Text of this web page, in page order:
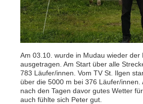
Am 03.10. wurde in Mudau wieder der
ausgetragen. Am Start über alle
783 Läufer/innen. Vom TV St. Ilgen
über die 5000 m bei 376 Läufer/innen.
nach den Tagen davor gutes Wetter
auch fühlte sich Peter gut.